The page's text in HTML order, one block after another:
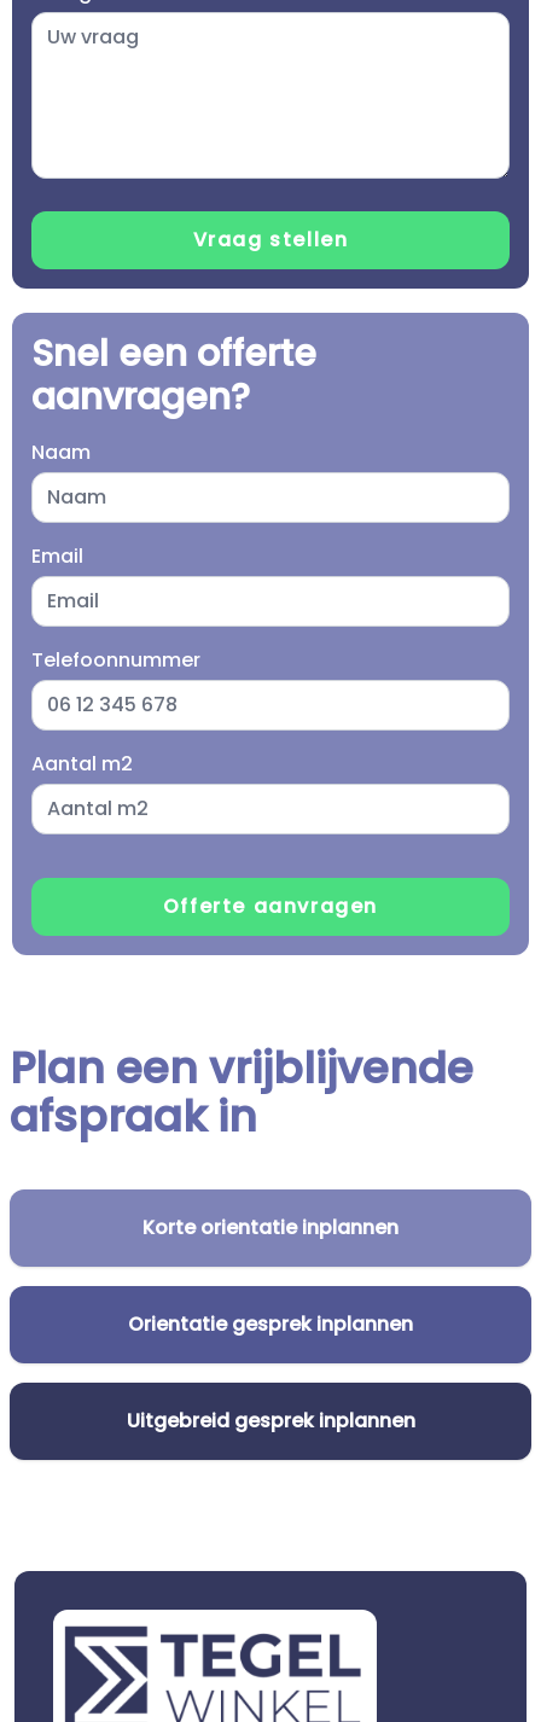
Snel een offerte
aanvragen?
Naam
Email
Telefoonnummer
Aantal m2
Plan een vrijblijvende
afspraak in
Korte orientatie inplannen
Orientatie gesprek inplannen
Uitgebreid gesprek inplannen